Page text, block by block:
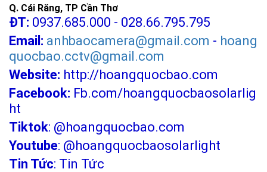
Đèn tích hợp cảm biến ánh sáng tự động bật/tắt. Bên cạnh đó
bạn có thể sử dụng remote để
Bật/tắt thủ công
Hẹn giờ 3h – 5h – 8h
Tăng giảm độ sáng
Lời khuyên từ Hoàng Quốc Bảo
giờ nếu không cần sáng suốt đêm để tiết kiệm pin.
Ứng dụng thực tế
Q. Cái Răng, TP Cần Thơ
ĐT: 0937.685.000 - 028.66.795.795
Email: anhbaocamera@gmail.com - hoang
quocbao.cctv@gmail.com
Website: http://hoangquocbao.com
Facebook: Fb.com/hoangquocbaosolarlig
ht
Tiktok: @hoangquocbao.com
Youtube: @hoangquocbaosolarlight
Tin Tức: Tin Tức